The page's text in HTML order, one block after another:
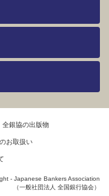
全銀協の出版物
お取扱い
- Japanese Bankers Association
（一般社団法人 全国銀行協会）